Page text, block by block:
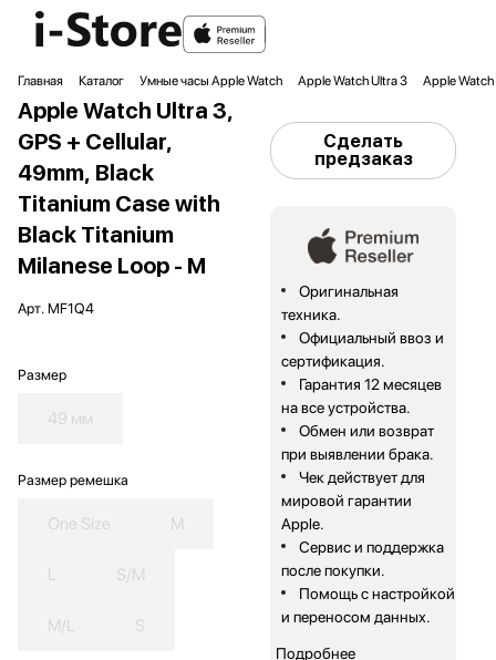
Главная Каталог Умные часы Apple Watch Apple Watch Ultra 3 Apple Watch
Apple Watch Ultra 3,
GPS + Cellular,
49mm, Black
Titanium Case with
Black Titanium
Milanese Loop - M
Арт. MF1Q4
Размер
49 мм
Размер ремешка
One Size M
L S/M
M/L S
Сделать
предзаказ
Оригинальная
техника.
Официальный ввоз и
сертификация.
Гарантия 12 месяцев
на все устройства.
Обмен или возврат
при выявлении брака.
Чек действует для
мировой гарантии
Apple.
Сервис и поддержка
после покупки.
Помощь с настройкой
и переносом данных.
Подробнее